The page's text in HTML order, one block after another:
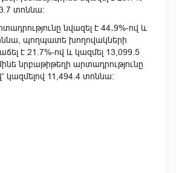
տոննա։
նվազել է 44․9%-ով և
պողպատե խողովակների
է 21.7%-ով և կազմել 13,099.5
նրբաթիթեղի արտադրությունը
կազմելով 11,494.4 տոննա։